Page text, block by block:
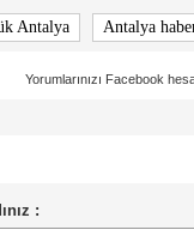
Antalya Antalya
Yorumlarınızı Facebook